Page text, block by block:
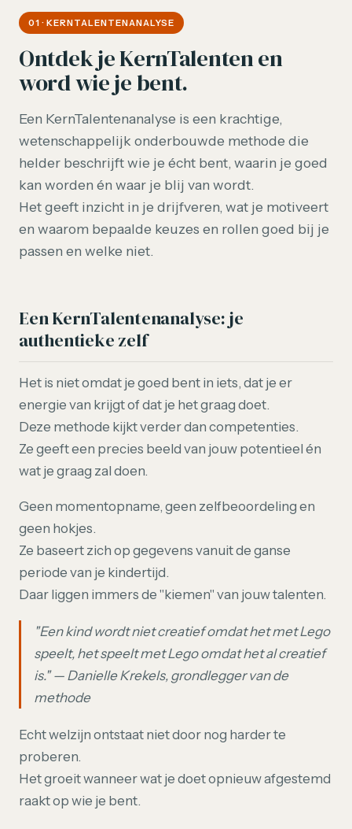
01 · KERNTALENTEN­ANALYSE
Ontdek je KernTalenten en
word wie je bent.
Een KernTalentenanalyse is een krachtige,
wetenschappelijk onderbouwde methode die
helder beschrijft wie je écht bent, waarin je goed
kan worden én waar je blij van wordt.
Het geeft inzicht in je drijfveren, wat je motiveert
en waarom bepaalde keuzes en rollen goed bij je
passen en welke niet.
Een KernTalentenanalyse: je
authentieke zelf
Het is niet omdat je goed bent in iets, dat je er
energie van krijgt of dat je het graag doet.
Deze methode kijkt verder dan competenties.
Ze geeft een precies beeld van jouw potentieel én
wat je graag zal doen.
Geen momentopname, geen zelfbeoordeling en
geen hokjes.
Ze baseert zich op gegevens vanuit de ganse
periode van je kindertijd.
Daar liggen immers de "kiemen" van jouw talenten.
"Een kind wordt niet creatief omdat het met Lego
speelt, het speelt met Lego omdat het al creatief
is." — Danielle Krekels, grondlegger van de
methode
Echt welzijn ontstaat niet door nog harder te
proberen.
Het groeit wanneer wat je doet opnieuw afgestemd
raakt op wie je bent.